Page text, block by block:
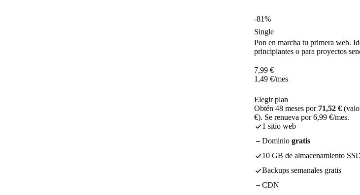
-81%
Single
Pon en marcha tu primera web.
principiantes o para proyectos
7,99 €
1,49 €/mes
Elegir plan
Obtén 48 meses por 71,52 €
€). Se renueva por 6,99 €/mes.
1 sitio web
Dominio gratis
10 GB de almacenamiento
Backups semanales gratis
CDN